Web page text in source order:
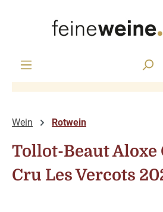
Wein Rotwein
Tollot-Beaut Aloxe
Cru Les Vercots